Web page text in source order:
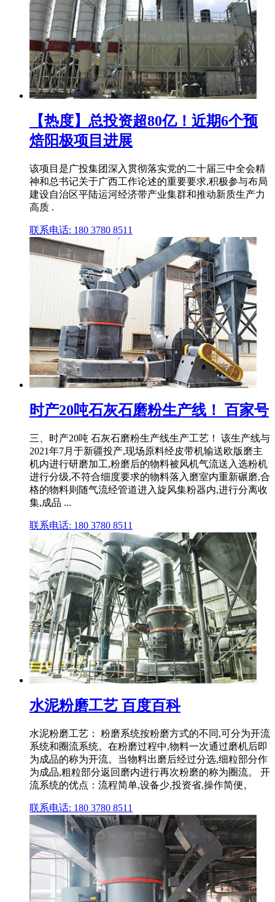
【热度】总投资超80亿！近期6个预
焙阳极项目进展
该项目是广投集团深入贯彻落实党的二十届三中全会精
神和总书记关于广西工作论述的重要要求,积极参与布局
建设自治区平陆运河经济带产业集群和推动新质生产力
高质 .
联系电话: 180 3780 8511
时产20吨石灰石磨粉生产线！ 百家号
三、时产20吨 石灰石磨粉生产线生产工艺！ 该生产线与
2021年7月于新疆投产,现场原料经皮带机输送欧版磨主
机内进行研磨加工,粉磨后的物料被风机气流送入选粉机
进行分级,不符合细度要求的物料落入磨室内重新碾磨,合
格的物料则随气流经管道进入旋风集粉器内,进行分离收
集,成品 ...
联系电话: 180 3780 8511
水泥粉磨工艺 百度百科
水泥粉磨工艺： 粉磨系统按粉磨方式的不同,可分为开流
系统和圈流系统。在粉磨过程中,物料一次通过磨机后即
为成品的称为开流。当物料出磨后经过分选,细粒部分作
为成品,粗粒部分返回磨内进行再次粉磨的称为圈流。 开
流系统的优点：流程简单,设备少,投资省,操作简便。
联系电话: 180 3780 8511